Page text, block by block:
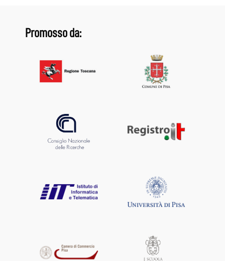
Promosso da: